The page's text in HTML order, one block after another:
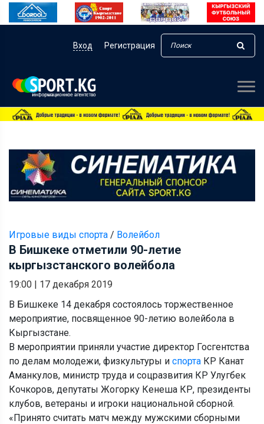
Вход Регистрация
Игровые виды спорта / Волейбол
В Бишкеке отметили 90-летие
кыргызстанского волейбола
19:00 | 17 декабря 2019
В Бишкеке 14 декабря состоялось торжественное
мероприятие, посвященное 90-летию волейбола в
Кыргызстане.
В мероприятии приняли участие директор Госгентства
по делам молодежи, физкультуры и спорта КР Канат
Аманкулов, министр труда и соцразвития КР Улугбек
Кочкоров, депутаты Жогорку Кенеша КР, президенты
клубов, ветераны и игроки национальной сборной.
«Принято считать матч между мужскими сборными